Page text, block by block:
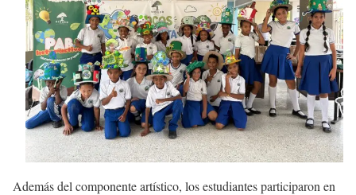
Además del componente artístico, los estudiantes participaron en